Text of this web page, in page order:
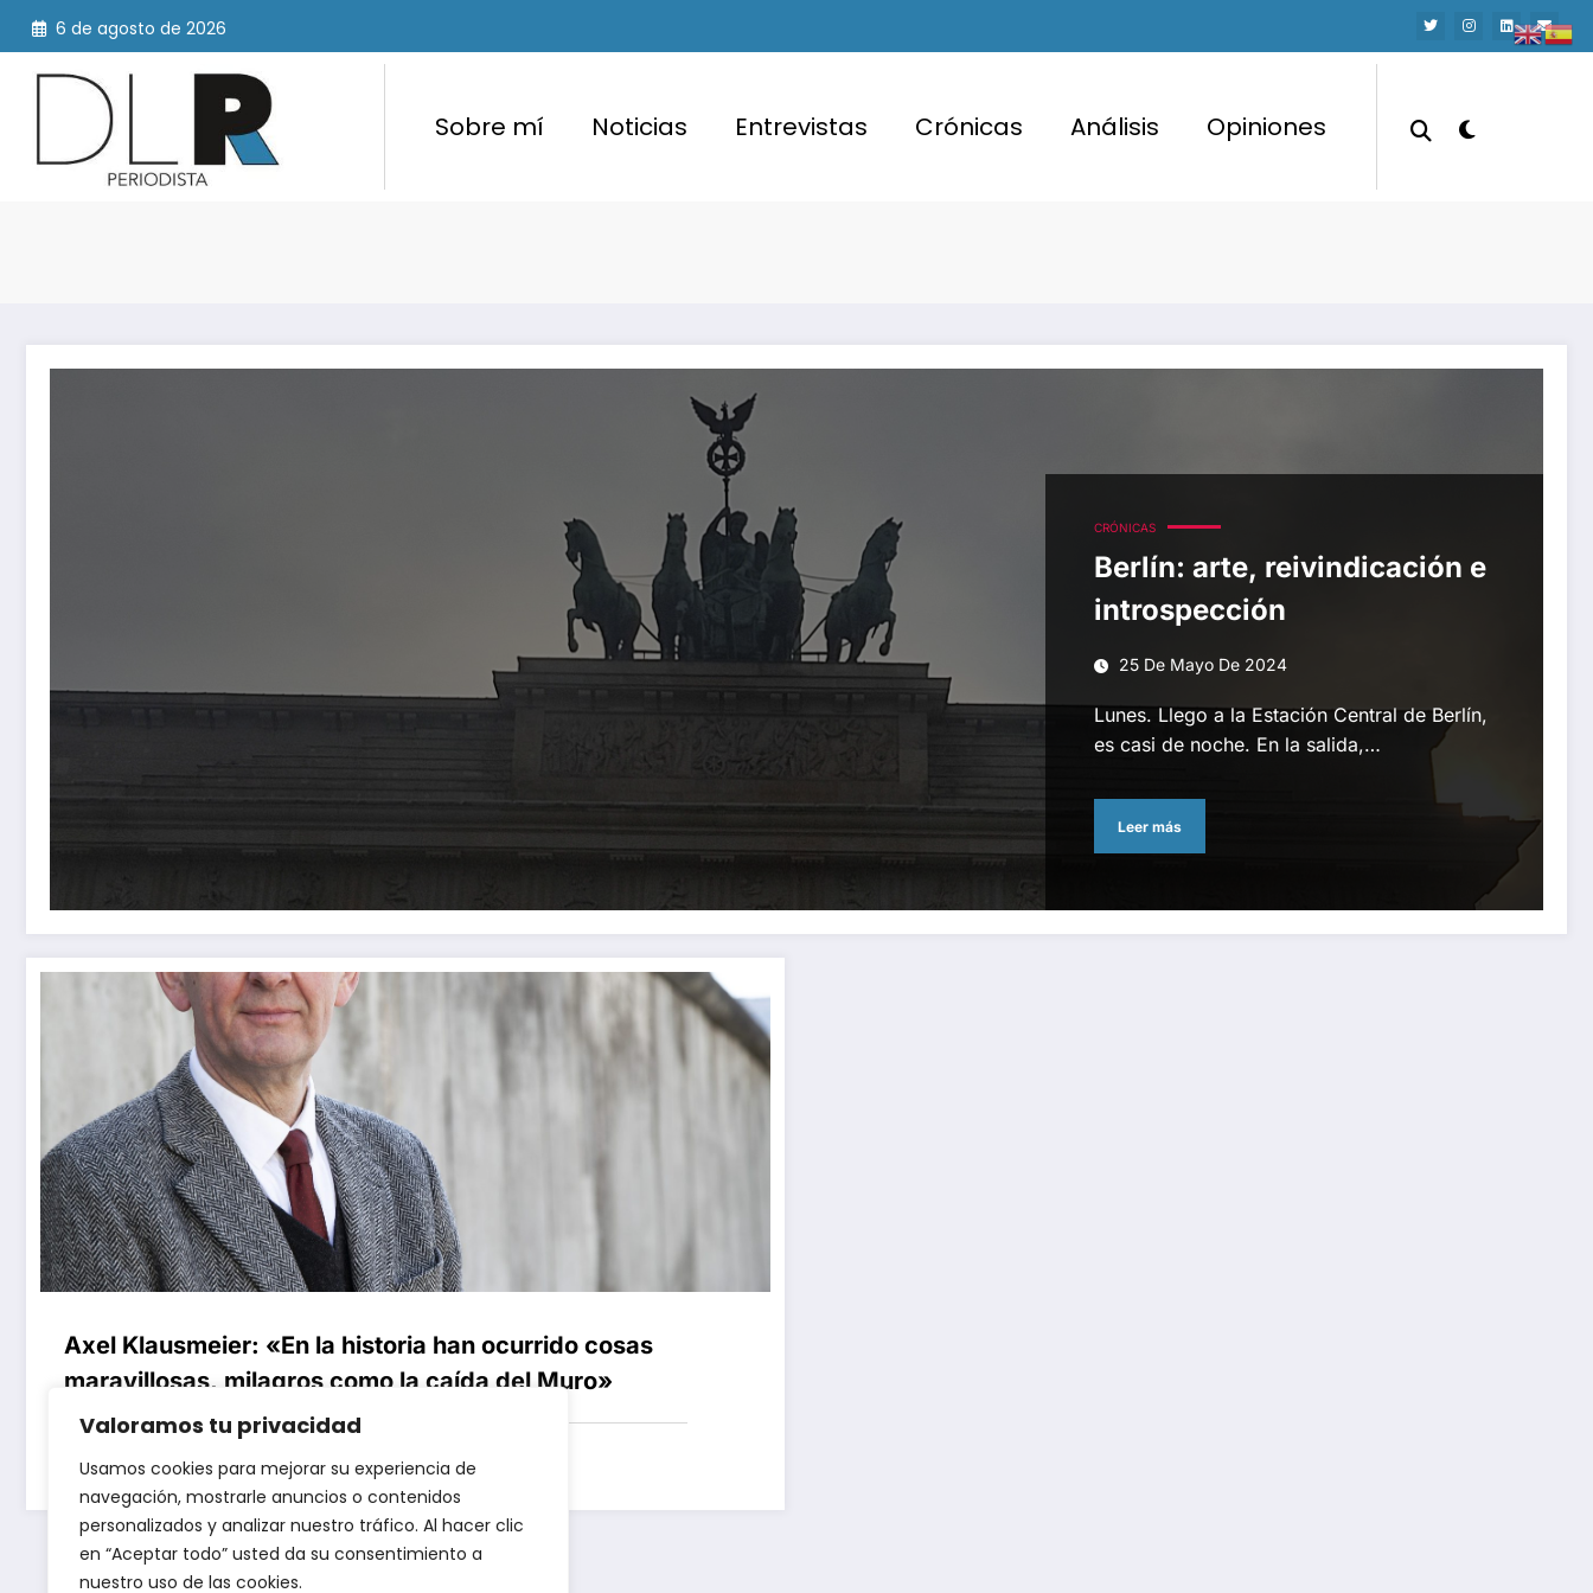
Valoramos tu privacidad
Usamos cookies para mejorar su experiencia de
navegación, mostrarle anuncios o contenidos
personalizados y analizar nuestro tráfico. Al hacer clic
en “Aceptar todo” usted da su consentimiento a
nuestro uso de las cookies.
Saltar
contenido
6 de agosto de 2026
Sobre mí Noticias Entrevistas Crónicas Análisis Opiniones
CRÓNICAS
Berlín: arte, reivindicación e
introspección
25 De Mayo De 2024
Lunes. Llego a la Estación Central de Berlín,
es casi de noche. En la salida,…
Leer más
Axel Klausmeier: «En la historia han ocurrido cosas
maravillosas, milagros como la caída del Muro»